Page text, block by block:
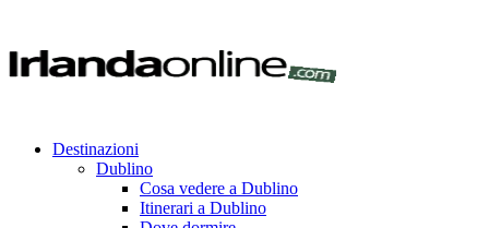
Destinazioni
Dublino
Cosa vedere a Dublino
Itinerari a Dublino